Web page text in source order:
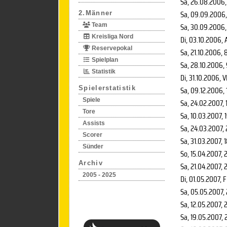
2.Männer
Team
Kreisliga Nord
Reservepokal
Spielplan
Statistik
Spielerstatistik
Spiele
Tore
Assists
Scorer
Sünder
Archiv
2005 - 2025
Sa, 09.09.2006
Sa, 30.09.2006
Di, 03.10.2006,
Sa, 21.10.2006,
Sa, 28.10.2006,
Di, 31.10.2006,
Sa, 09.12.2006,
Sa, 24.02.2007,
Sa, 10.03.2007,
Sa, 24.03.2007,
Sa, 31.03.2007,
So, 15.04.2007,
Sa, 21.04.2007,
Di, 01.05.2007, F
Sa, 05.05.2007,
Sa, 12.05.2007,
Sa, 19.05.2007,